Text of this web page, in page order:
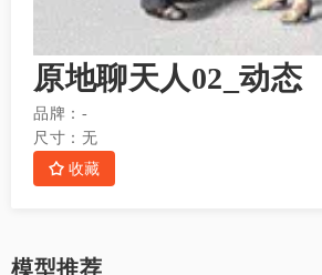
原地聊天人02_动态
品牌： -
尺寸： 无
收藏
模型推荐